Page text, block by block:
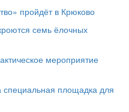
пройдёт в Крюково
семь ёлочных
мероприятие
площадка для